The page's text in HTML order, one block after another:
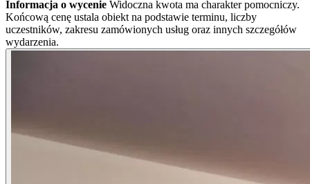
Informacja o wycenie Widoczna kwota ma charakter pomocniczy.
Końcową cenę ustala obiekt na podstawie terminu, liczby
uczestników, zakresu zamówionych usług oraz innych szczegółów
wydarzenia.